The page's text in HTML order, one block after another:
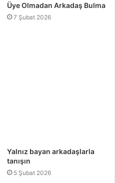
Üye Olmadan Arkadaş Bulma
7 Şubat 2026
Yalnız bayan arkadaşlarla
tanışın
5 Şubat 2026